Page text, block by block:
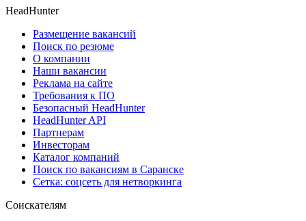
HeadHunter
Размещение вакансий
Поиск по резюме
О компании
Наши вакансии
Реклама на сайте
Требования к ПО
Безопасный HeadHunter
HeadHunter API
Партнерам
Инвесторам
Каталог компаний
Поиск по вакансиям в Саранске
Сетка: соцсеть для нетворкинга
Соискателям